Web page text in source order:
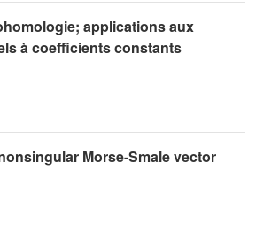
applications aux
à coefficients constants
Morse-Smale vector